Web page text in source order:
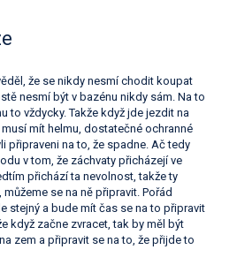
že se nikdy nesmí chodit koupat
nesmí být v bazénu nikdy sám. Na to
to vždycky. Takže když jde jezdit na
mít helmu, dostatečné ochranné
připraveni na to, že spadne. Ač tedy
v tom, že záchvaty přicházejí ve
přichází ta nevolnost, takže ty
se na ně připravit. Pořád
stejný a bude mít čas se na to připravit
když začne zvracet, tak by měl být
zem a připravit se na to, že přijde to